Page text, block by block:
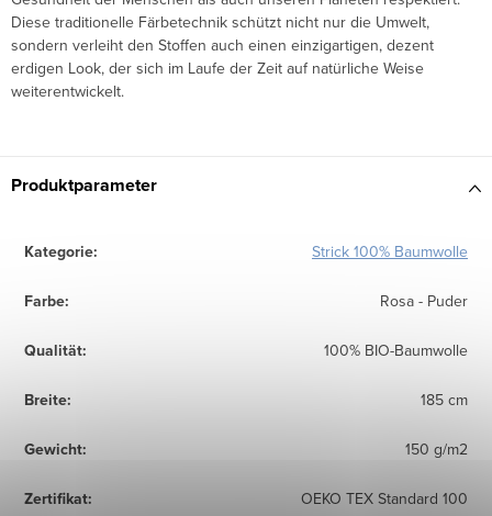
Diese traditionelle Färbetechnik schützt nicht nur die Umwelt,
sondern verleiht den Stoffen auch einen einzigartigen, dezent
erdigen Look, der sich im Laufe der Zeit auf natürliche Weise
weiterentwickelt.
Produktparameter
Kategorie: Strick 100% Baumwolle
Farbe: Rosa - Puder
Qualität: 100% BIO-Baumwolle
Breite: 185 cm
Gewicht: 150 g/m2
Zertifikat: OEKO TEX Standard 100